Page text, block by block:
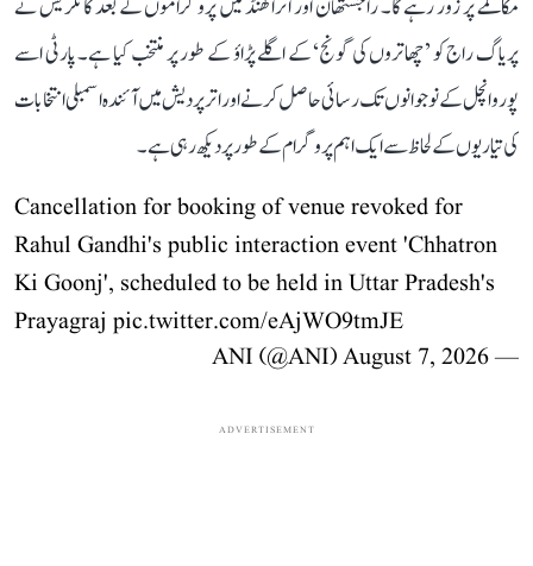
مکالمے پر زور رہے گا۔ راجستھان اور اتراکھنڈ میں پروگراموں کے بعد کانگریس نے
پریاگ راج کو ’چھاتروں کی گونج‘ کے اگلے پڑاؤ کے طور پر منتخب کیا ہے۔ پارٹی اسے
پوروانچل کے نوجوانوں تک رسائی حاصل کرنے اور اتر پردیش میں آئندہ اسمبلی انتخابات
کی تیاریوں کے لحاظ سے ایک اہم پروگرام کے طور پر دیکھ رہی ہے۔
Cancellation for booking of venue revoked for
Rahul Gandhi's public interaction event 'Chhatron
Ki Goonj', scheduled to be held in Uttar Pradesh's
Prayagraj pic.twitter.com/eAjWO9tmJE
— ANI (@ANI)
August 7, 2026
ADVERTISEMENT